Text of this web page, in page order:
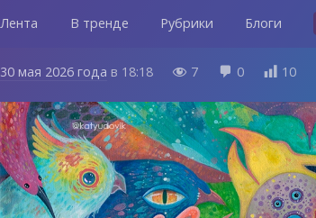
Лента В тренде Рубрики Блоги
30 мая 2026 года в 18:18  7  0  10